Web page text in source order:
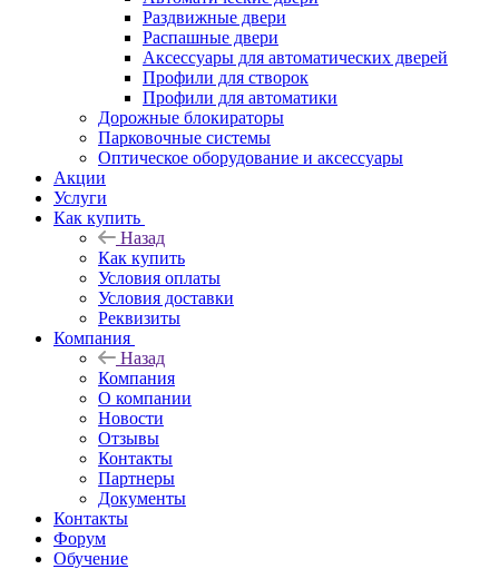
Раздвижные двери
Распашные двери
Аксессуары для автоматических дверей
Профили для створок
Профили для автоматики
Дорожные блокираторы
Парковочные системы
Оптическое оборудование и аксессуары
Акции
Услуги
Как купить
Назад
Как купить
Условия оплаты
Условия доставки
Реквизиты
Компания
Назад
Компания
О компании
Новости
Отзывы
Контакты
Партнеры
Документы
Контакты
Форум
Обучение